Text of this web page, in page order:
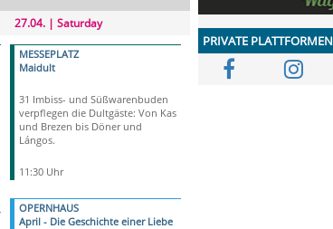
27.04. | Saturday
MESSEPLATZ
Maidult
31 Imbiss- und Süßwarenbuden
verpflegen die Dultgäste: Von Kas
und Brezen bis Döner und
Lángos.
11:30 Uhr
OPERNHAUS
April - Die Geschichte einer Liebe
PRIVATE PLATTFORMEN